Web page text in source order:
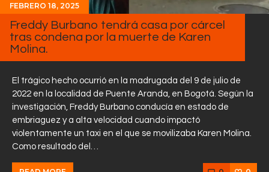
Equipo
Sobre Nosotros
FEBRERO 18, 2025
Freddy Burbano tendrá casa por cárcel
tras condena por la muerte de Karen
Molina.
El trágico hecho ocurrió en la madrugada del 9 de julio de
2022 en la localidad de Puente Aranda, en Bogotá. Según la
investigación, Freddy Burbano conducía en estado de
embriaguez y a alta velocidad cuando impactó
violentamente un taxi en el que se movilizaba Karen Molina.
Como resultado del…